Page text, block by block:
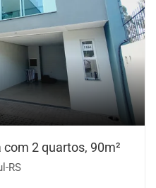
2 quartos, 90m²
RS